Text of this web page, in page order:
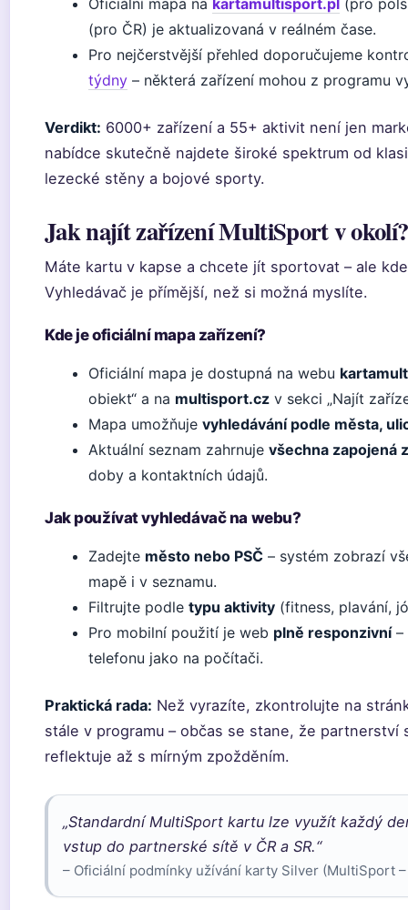
Oficiální mapa na kartamultisport.pl (pro
(pro ČR) je aktualizovaná v reálném čase.
Pro nejčerstvější přehled doporučujeme
týdny – některá zařízení mohou z programu
Verdikt: 6000+ zařízení a 55+ aktivit není jen
nabídce skutečně najdete široké spektrum od
lezecké stěny a bojové sporty.
Jak najít zařízení MultiSport v okolí?
Máte kartu v kapse a chcete jít sportovat – ale
Vyhledávač je přímější, než si možná myslíte.
Kde je oficiální mapa zařízení?
Oficiální mapa je dostupná na webu
obiekt“ a na multisport.cz v sekci „Najít
Mapa umožňuje vyhledávání podle města,
Aktuální seznam zahrnuje všechna zapojená
doby a kontaktních údajů.
Jak používat vyhledávač na webu?
Zadejte město nebo PSČ – systém zobrazí
mapě i v seznamu.
Filtrujte podle typu aktivity (fitness, plavání,
Pro mobilní použití je web plně responzivní–
telefonu jako na počítači.
Praktická rada: Než vyrazíte, zkontrolujte na
stále v programu – občas se stane, že partnerství
reflektuje až s mírným zpožděním.
„Standardní MultiSport kartu lze využít každý
vstup do partnerské sítě v ČR a SR.“
– Oficiální podmínky užívání karty Silver (MultiSport